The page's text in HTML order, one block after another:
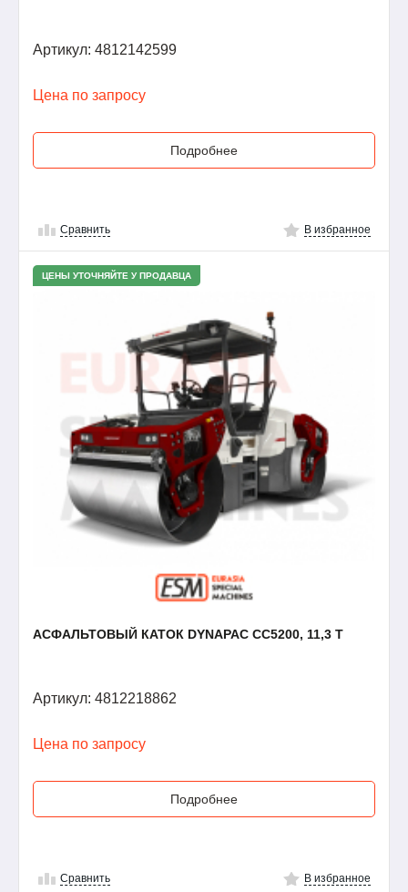
Артикул: 4812142599
Цена по запросу
Подробнее
Сравнить В избранное
ЦЕНЫ УТОЧНЯЙТЕ У ПРОДАВЦА
АСФАЛЬТОВЫЙ КАТОК DYNAPAC CC5200, 11,3 Т
Артикул: 4812218862
Цена по запросу
Подробнее
Сравнить В избранное